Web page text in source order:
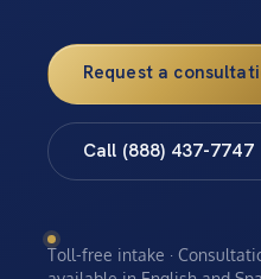
Request a
Call (888) 437-7747
Toll-free intake ·